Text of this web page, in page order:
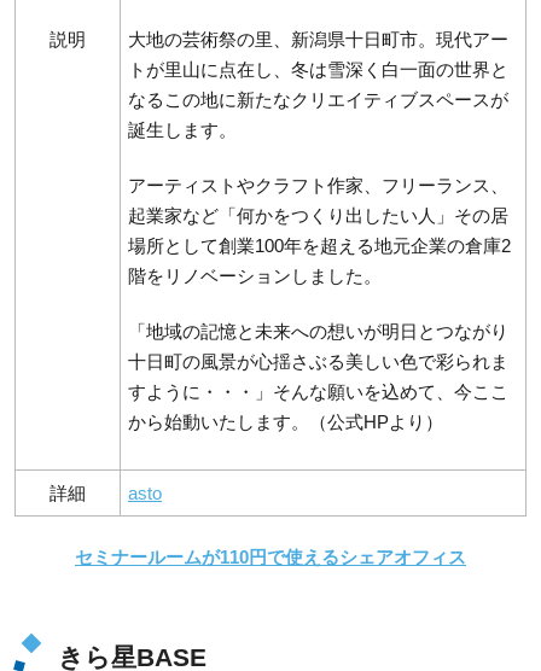
説明
大地の芸術祭の里、新潟県十日町市。現代アー
トが里山に点在し、冬は雪深く白一面の世界と
なるこの地に新たなクリエイティブスペースが
誕生します。
アーティストやクラフト作家、フリーランス、
起業家など「何かをつくり出したい人」その居
場所として創業100年を超える地元企業の倉庫2
階をリノベーションしました。
「地域の記憶と未来への想いが明日とつながり
十日町の風景が心揺さぶる美しい色で彩られま
すように・・・」そんな願いを込めて、今ここ
から始動いたします。（公式HPより）
詳細 asto
セミナールームが110円で使えるシェアオフィス
きら星BASE